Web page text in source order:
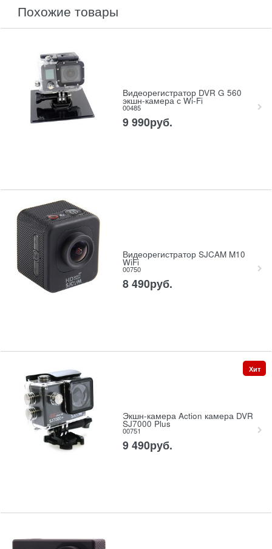
похожие товары
Видеорегистратор DVR G 560
экшн-камера с Wi-Fi
00485
9 990руб.
Видеорегистратор SJCAM M10
WiFi
00750
8 490руб.
Экшн-камера Action камера DVR
SJ7000 Plus
00751
9 490руб.
Хит